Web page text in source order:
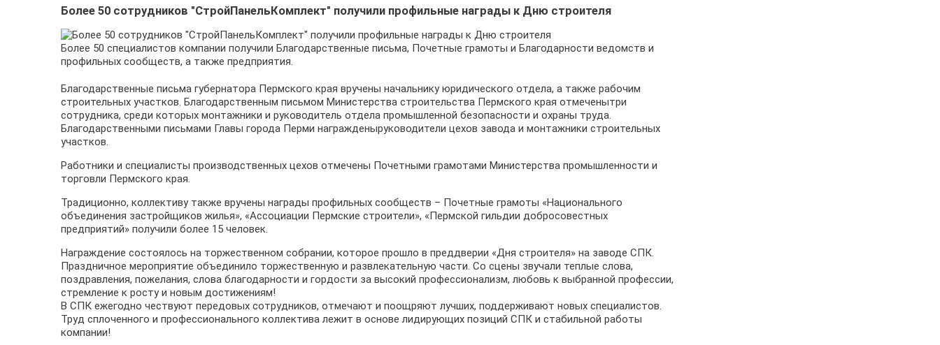
Более 50 сотрудников "СтройПанельКомплект" получили профильные награды к Дню строителя
Более 50 специалистов компании получили Благодарственные письма, Почетные грамоты и Благодарности ведомств и
профильных сообществ, а также предприятия.
Благодарственные письма губернатора Пермского края вручены начальнику юридического отдела, а также рабочим
строительных участков. Благодарственным письмом Министерства строительства Пермского края отмеченытри
сотрудника, среди которых монтажники и руководитель отдела промышленной безопасности и охраны труда.
Благодарственными письмами Главы города Перми награжденыруководители цехов завода и монтажники строительных
участков.
Работники и специалисты производственных цехов отмечены Почетными грамотами Министерства промышленности и
торговли Пермского края.
Традиционно, коллективу также вручены награды профильных сообществ – Почетные грамоты «Национального
объединения застройщиков жилья», «Ассоциации Пермские строители», «Пермской гильдии добросовестных
предприятий» получили более 15 человек.
Награждение состоялось на торжественном собрании, которое прошло в преддверии «Дня строителя» на заводе СПК.
Праздничное мероприятие объединило торжественную и развлекательную части. Со сцены звучали теплые слова,
поздравления, пожелания, слова благодарности и гордости за высокий профессионализм, любовь к выбранной профессии,
стремление к росту и новым достижениям!
В СПК ежегодно чествуют передовых сотрудников, отмечают и поощряют лучших, поддерживают новых специалистов.
Труд сплоченного и профессионального коллектива лежит в основе лидирующих позиций СПК и стабильной работы
компании!